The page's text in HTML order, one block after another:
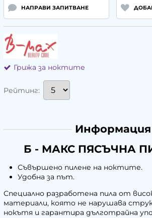
НАПРАВИ ЗАПИТВАНЕ
Грижа за ноктите
Рейтинг:
Информация
Б - МАКС ПЯСЪЧНА
Съвършено пилене на ноктите.
Удобна за път.
Специално разработена пила от
материали, която не нарушава
нокътя и гарантира дълготрайна